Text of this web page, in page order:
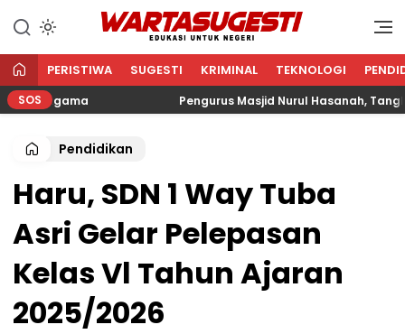
WARTA SUGESTI √ EDUKASI
Edukasi Untuk Negeri
PERISTIWA SUGESTI KRIMINAL TEKNOLOGI
SOS Pengurus Masjid Nurul Hasanah,
Pendidikan
Haru, SDN 1 Way Tuba
Asri Gelar Pelepasan
Kelas Vl Tahun Ajaran
2025/2026